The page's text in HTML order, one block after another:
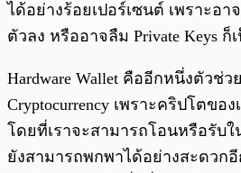
ได้อย่างร้อยเปอร์เซนต์ เพราะอ
ตัวลง หรืออาจลืม Private Keys ก็
Hardware Wallet คืออีกหนึ่งตัวช่
Cryptocurrency เพราะคริปโตของ
โดยที่เราจะสามารถโอนหรือรับ
ยังสามารถพกพาได้อย่างสะดวก